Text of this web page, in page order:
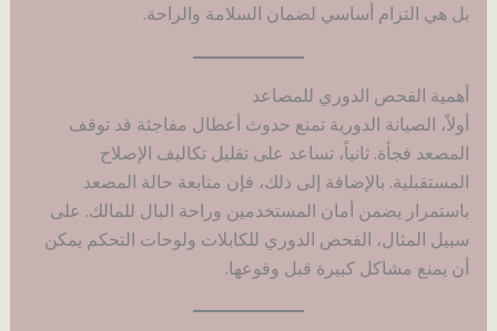
بل هي التزام أساسي لضمان السلامة والراحة.
أهمية الفحص الدوري للمصاعد
أولاً، الصيانة الدورية تمنع حدوث أعطال مفاجئة قد توقف
المصعد فجأة. ثانياً، تساعد على تقليل تكاليف الإصلاح
المستقبلية. بالإضافة إلى ذلك، فإن متابعة حالة المصعد
باستمرار يضمن أمان المستخدمين وراحة البال للمالك. على
سبيل المثال، الفحص الدوري للكابلات ولوحات التحكم يمكن
أن يمنع مشاكل كبيرة قبل وقوعها.